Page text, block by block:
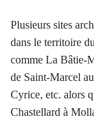
Plusieurs sites
dans le territoire
comme La Bâtie-
de Saint-Marcel
Cyrice, etc. alors
Chastellard à